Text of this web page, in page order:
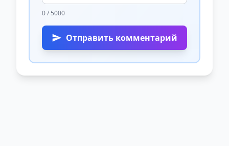
0 / 5000
Отправить комментарий